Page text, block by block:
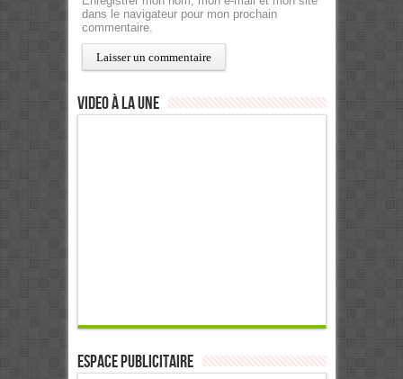
dans le navigateur pour mon prochain
commentaire.
Video à la Une
ESPACE PUBLICITAIRE